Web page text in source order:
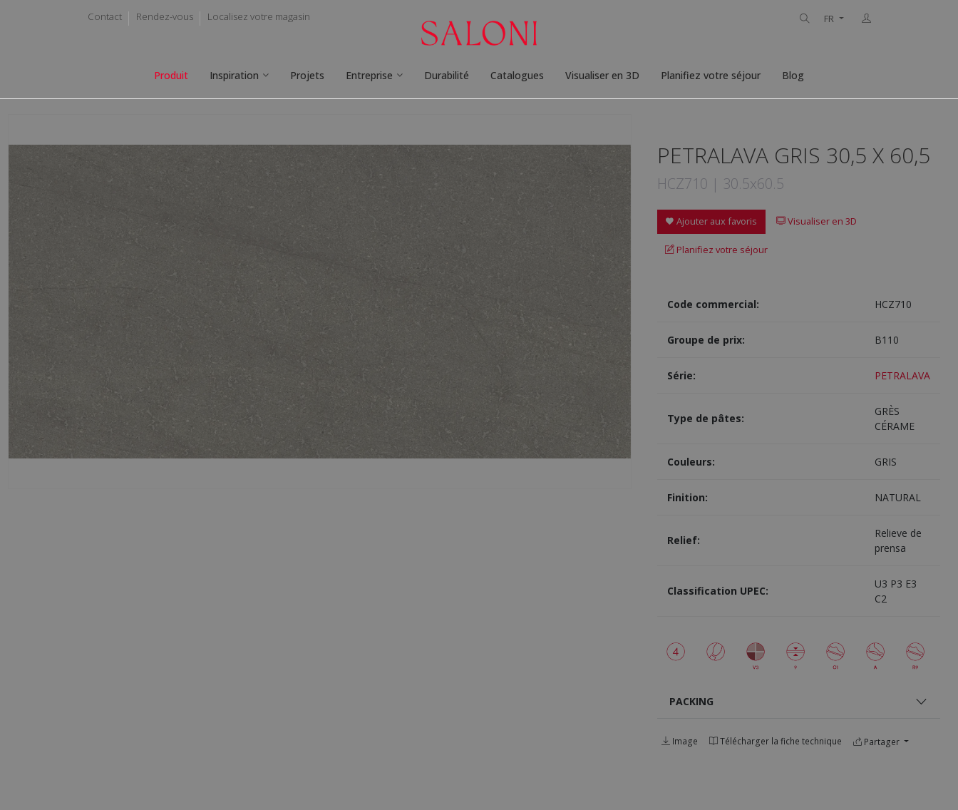
Contact Rendez-vous Localisez votre magasin FR
Produit Inspiration Projets Entreprise Durabilité Catalogues Visualiser en 3D Planifiez votre séjour Blog
PETRALAVA GRIS 30,5 X 60,5
HCZ710 | 30.5x60.5
Ajouter aux favoris Visualiser en 3D
Planifiez votre séjour
Code commercial: HCZ710
Groupe de prix: B110
Série: PETRALAVA
Type de pâtes:
GRÈS
CÉRAME
Couleurs: GRIS
Finition: NATURAL
Relief:
Relieve de
prensa
Classification UPEC:
U3 P3 E3
C2
PACKING
Image Télécharger la fiche technique Partager